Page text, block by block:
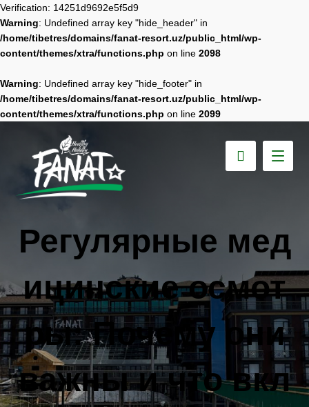
Verification: 14251d9692e5f5d9
Warning: Undefined array key "hide_header" in
/home/tibetres/domains/fanat-resort.uz/public_html/wp-
content/themes/xtra/functions.php on line 2098
Warning: Undefined array key "hide_footer" in
/home/tibetres/domains/fanat-resort.uz/public_html/wp-
content/themes/xtra/functions.php on line 2099
Регулярные мед
ицинские осмот
ры: Почему они
важны и что вкл